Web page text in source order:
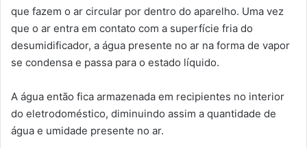
que fazem o ar circular por dentro do aparelho. Uma vez
que o ar entra em contato com a superfície fria do
desumidificador, a água presente no ar na forma de vapor
se condensa e passa para o estado líquido.
A água então fica armazenada em recipientes no interior
do eletrodoméstico, diminuindo assim a quantidade de
água e umidade presente no ar.